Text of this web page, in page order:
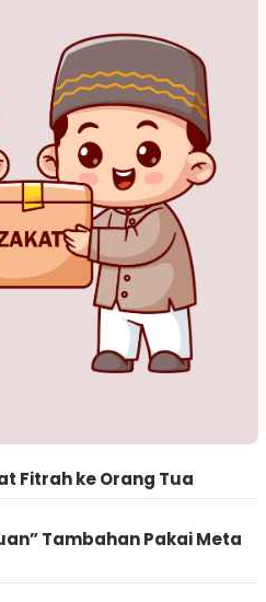
Fitrah ke Orang Tua
Tambahan Pakai Meta